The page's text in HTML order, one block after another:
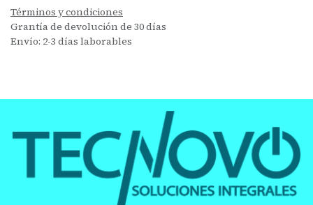
Términos y condiciones
Grantía de devolución de 30 días
Envío: 2-3 días laborables